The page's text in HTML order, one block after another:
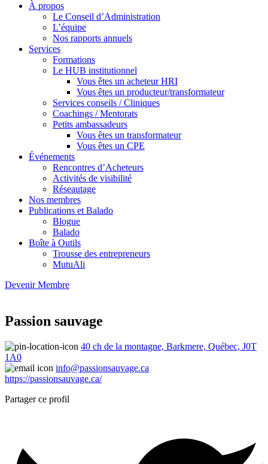
À propos
Le Conseil d’Administration
L’équipe
Nos rapports annuels
Services
Formations
Le HUB institutionnel
Vous êtes un acheteur HRI
Vous êtes un producteur/transformateur
Services conseils / Cliniques
Coachings / Mentorats
Petits ambassadeurs
Vous êtes un transformateur
Vous êtes un CPE
Événements
Rencontres d’Acheteurs
Activités de visibilité
Réseautage
Nos membres
Publications et Balado
Blogue
Balado
Boîte à Outils
Trousse des entrepreneurs
MutuAli
Devenir Membre
Passion sauvage
40 ch de la montagne, Barkmere, Québec, J0T
1A0
info@passionsauvage.ca
https://passionsauvage.ca/
Partager ce profil